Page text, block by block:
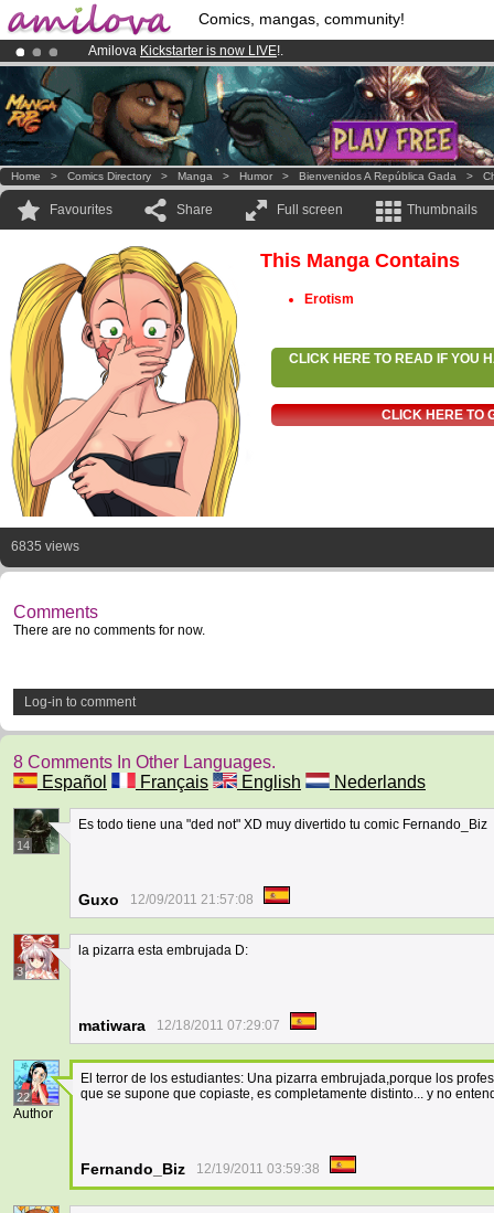
Comics, mangas, community!
Amilova Kickstarter is now LIVE!.
Already 100000membersand 1000comics & mangas!.
Premium membership from3.95 euros per month !Get membership
Home > Comics Directory > Manga > Humor > Bienvenidos A República Gada >
Favourites Share Full screen Thumbnails
This Manga Contains
Erotism
CLICK HERE TO READ IF YOU
CLICK HERE TO
6835 views
Comments
There are no comments for now.
Log-in to comment
8 Comments In Other Languages.
Español
Français English Nederlands
14
Es todo tiene una "ded not" XD muy divertido tu comic Fernando_Biz
Guxo 12/09/2011 21:57:08
3
la pizarra esta embrujada D:
matiwara 12/18/2011 07:29:07
22
Author
El terror de los estudiantes: Una pizarra embrujada,porque los
que se supone que copiaste, es completamente distinto... y no
Fernando_Biz 12/19/2011 03:59:38